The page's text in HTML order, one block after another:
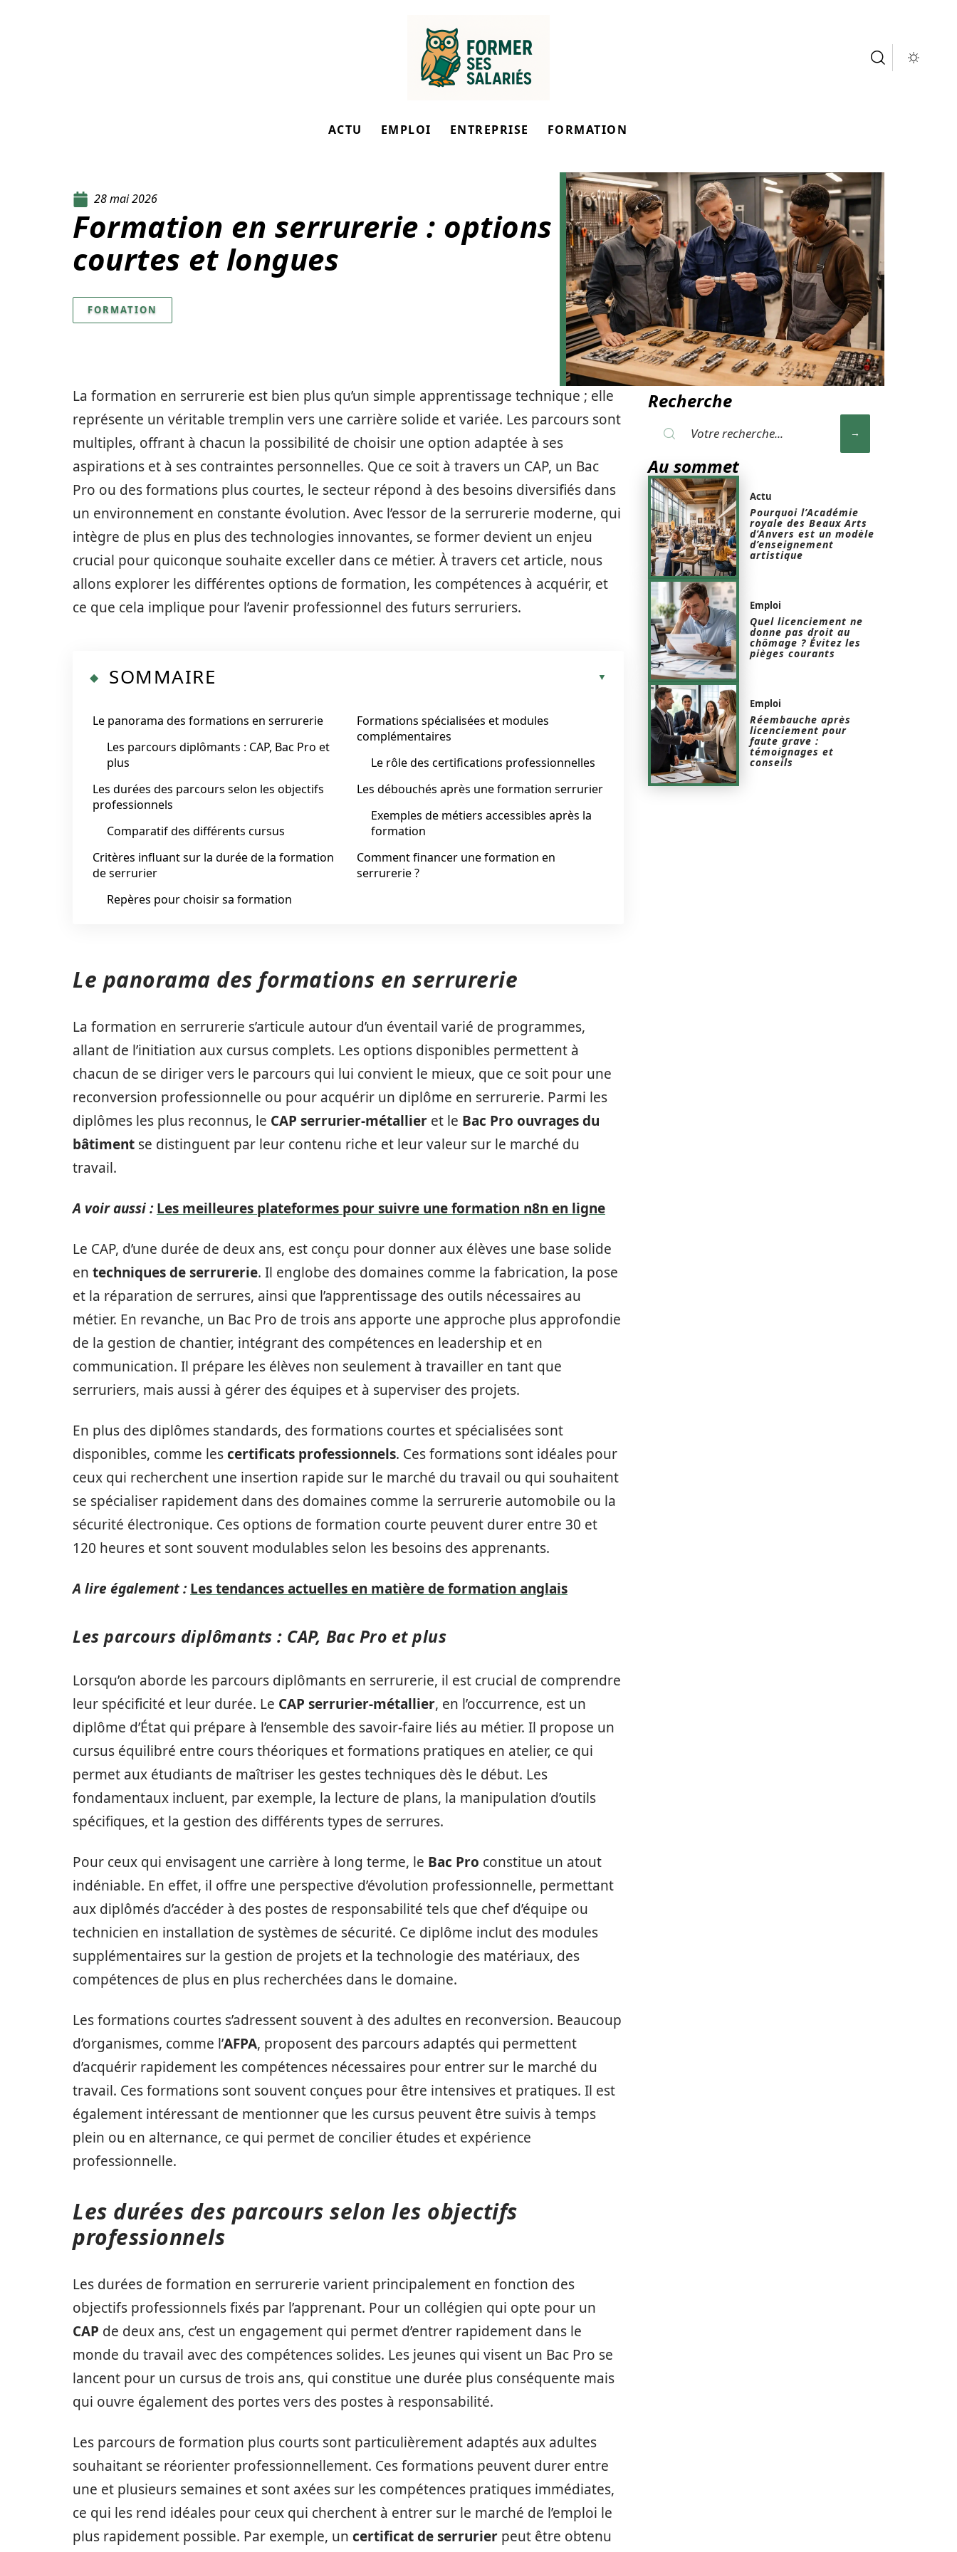
ACTU EMPLOI ENTREPRISE FORMATION
28 mai 2026
Formation en serrurerie : options
courtes et longues
FORMATION
La formation en serrurerie est bien plus qu’un simple apprentissage technique ; elle
représente un véritable tremplin vers une carrière solide et variée. Les parcours sont
multiples, offrant à chacun la possibilité de choisir une option adaptée à ses
aspirations et à ses contraintes personnelles. Que ce soit à travers un CAP, un Bac
Pro ou des formations plus courtes, le secteur répond à des besoins diversifiés dans
un environnement en constante évolution. Avec l’essor de la serrurerie moderne, qui
intègre de plus en plus des technologies innovantes, se former devient un enjeu
crucial pour quiconque souhaite exceller dans ce métier. À travers cet article, nous
allons explorer les différentes options de formation, les compétences à acquérir, et
ce que cela implique pour l’avenir professionnel des futurs serruriers.
SOMMAIRE
Le panorama des formations en serrurerie
Les parcours diplômants : CAP, Bac Pro et
plus
Les durées des parcours selon les objectifs
professionnels
Comparatif des différents cursus
Critères influant sur la durée de la formation
de serrurier
Repères pour choisir sa formation
Formations spécialisées et modules
complémentaires
Le rôle des certifications professionnelles
Les débouchés après une formation serrurier
Exemples de métiers accessibles après la
formation
Comment financer une formation en
serrurerie ?
Le panorama des formations en serrurerie
La formation en serrurerie s’articule autour d’un éventail varié de programmes,
allant de l’initiation aux cursus complets. Les options disponibles permettent à
chacun de se diriger vers le parcours qui lui convient le mieux, que ce soit pour une
reconversion professionnelle ou pour acquérir un diplôme en serrurerie. Parmi les
diplômes les plus reconnus, le CAP serrurier-métallier et le Bac Pro ouvrages du
bâtiment se distinguent par leur contenu riche et leur valeur sur le marché du
travail.
A voir aussi : Les meilleures plateformes pour suivre une formation n8n en ligne
Le CAP, d’une durée de deux ans, est conçu pour donner aux élèves une base solide
en techniques de serrurerie. Il englobe des domaines comme la fabrication, la pose
et la réparation de serrures, ainsi que l’apprentissage des outils nécessaires au
métier. En revanche, un Bac Pro de trois ans apporte une approche plus approfondie
de la gestion de chantier, intégrant des compétences en leadership et en
communication. Il prépare les élèves non seulement à travailler en tant que
serruriers, mais aussi à gérer des équipes et à superviser des projets.
En plus des diplômes standards, des formations courtes et spécialisées sont
disponibles, comme lescertificats professionnels. Ces formations sont idéales pour
ceux qui recherchent une insertion rapide sur le marché du travail ou qui souhaitent
se spécialiser rapidement dans des domaines comme la serrurerie automobile ou la
sécurité électronique. Ces options de formation courte peuvent durer entre 30 et
120 heures et sont souvent modulables selon les besoins des apprenants.
A lire également : Les tendances actuelles en matière de formation anglais
Les parcours diplômants : CAP, Bac Pro et plus
Lorsqu’on aborde les parcours diplômants en serrurerie, il est crucial de comprendre
leur spécificité et leur durée. Le CAP serrurier-métallier, en l’occurrence, est un
diplôme d’État qui prépare à l’ensemble des savoir-faire liés au métier. Il propose un
cursus équilibré entre cours théoriques et formations pratiques en atelier, ce qui
permet aux étudiants de maîtriser les gestes techniques dès le début. Les
fondamentaux incluent, par exemple, la lecture de plans, la manipulation d’outils
spécifiques, et la gestion des différents types de serrures.
Pour ceux qui envisagent une carrière à long terme, le Bac Pro constitue un atout
indéniable. En effet, il offre une perspective d’évolution professionnelle, permettant
aux diplômés d’accéder à des postes de responsabilité tels que chef d’équipe ou
technicien en installation de systèmes de sécurité. Ce diplôme inclut des modules
supplémentaires sur la gestion de projets et la technologie des matériaux, des
compétences de plus en plus recherchées dans le domaine.
Les formations courtes s’adressent souvent à des adultes en reconversion. Beaucoup
d’organismes, comme l’AFPA, proposent des parcours adaptés qui permettent
d’acquérir rapidement les compétences nécessaires pour entrer sur le marché du
travail. Ces formations sont souvent conçues pour être intensives et pratiques. Il est
également intéressant de mentionner que les cursus peuvent être suivis à temps
plein ou en alternance, ce qui permet de concilier études et expérience
professionnelle.
Les durées des parcours selon les objectifs
professionnels
Les durées de formation en serrurerie varient principalement en fonction des
objectifs professionnels fixés par l’apprenant. Pour un collégien qui opte pour un
CAP de deux ans, c’est un engagement qui permet d’entrer rapidement dans le
monde du travail avec des compétences solides. Les jeunes qui visent un Bac Pro se
lancent pour un cursus de trois ans, qui constitue une durée plus conséquente mais
qui ouvre également des portes vers des postes à responsabilité.
Les parcours de formation plus courts sont particulièrement adaptés aux adultes
souhaitant se réorienter professionnellement. Ces formations peuvent durer entre
une et plusieurs semaines et sont axées sur les compétences pratiques immédiates,
ce qui les rend idéales pour ceux qui cherchent à entrer sur le marché de l’emploi le
plus rapidement possible. Par exemple, un certificat de serrurier peut être obtenu
Recherche
Au sommet
Actu
Pourquoi l’Académie
royale des Beaux Arts
d’Anvers est un modèle
d’enseignement
artistique
Emploi
Quel licenciement ne
donne pas droit au
chômage ? Évitez les
pièges courants
Emploi
Réembauche après
licenciement pour
faute grave :
témoignages et
conseils